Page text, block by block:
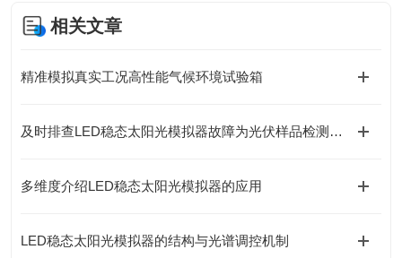
相关文章
精准模拟真实工况高性能气候环境试验箱
及时排查LED稳态太阳光模拟器故障为光伏样品检测提供稳定光源条件
多维度介绍LED稳态太阳光模拟器的应用
LED稳态太阳光模拟器的结构与光谱调控机制